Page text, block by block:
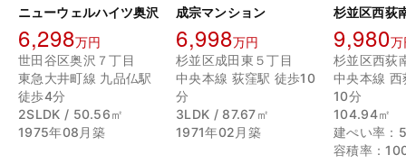
ニューウェルハイツ奥沢
6,298万円
世田谷区奥沢７丁目
東急大井町線 九品仏駅
徒歩4分
2SLDK / 50.56㎡
1975年08月築
成宗マンション
6,998万円
杉並区成田東５丁目
中央本線 荻窪駅 徒歩10
分
3LDK / 87.67㎡
1971年02月築
杉並区西荻
9,980万
杉並区西荻
中央本線
10分
104.94㎡
建ぺい率：
容積率：